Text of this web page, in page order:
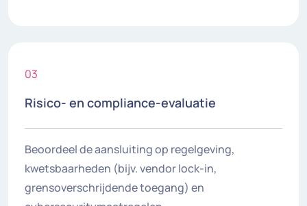
03
Risico- en compliance-evaluatie
Beoordeel de aansluiting op regelgeving,
kwetsbaarheden (bijv. vendor lock-in,
grensoverschrijdende toegang) en